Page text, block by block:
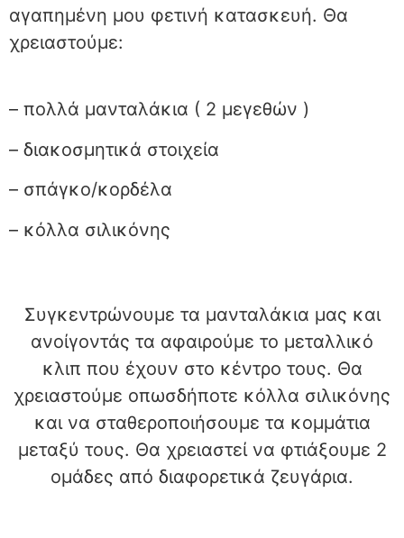
αγαπημένη μου φετινή κατασκευή. Θα
χρειαστούμε:
– πολλά μανταλάκια ( 2 μεγεθών )
– διακοσμητικά στοιχεία
– σπάγκο/κορδέλα
– κόλλα σιλικόνης
Συγκεντρώνουμε τα μανταλάκια μας και
ανοίγοντάς τα αφαιρούμε το μεταλλικό
κλιπ που έχουν στο κέντρο τους. Θα
χρειαστούμε οπωσδήποτε κόλλα σιλικόνης
και να σταθεροποιήσουμε τα κομμάτια
μεταξύ τους. Θα χρειαστεί να φτιάξουμε 2
ομάδες από διαφορετικά ζευγάρια.